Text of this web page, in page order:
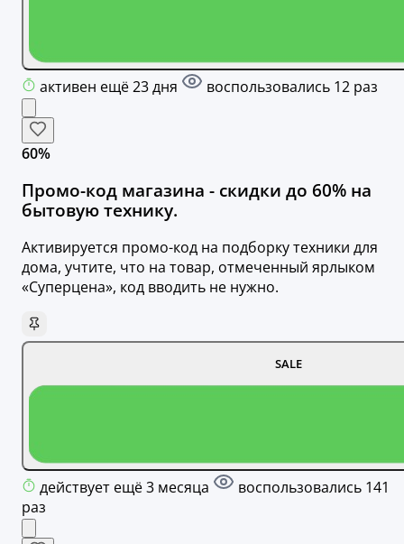
активен ещё 23 дня воспользовались 12 раз
60%
Промо-код магазина - скидки до 60% на
бытовую технику.
Активируется промо-код на подборку техники для
дома, учтите, что на товар, отмеченный ярлыком
«Суперцена», код вводить не нужно.
SALE
действует ещё 3 месяца
воспользовались 141
раз